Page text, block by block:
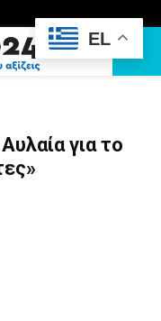
για το
EL